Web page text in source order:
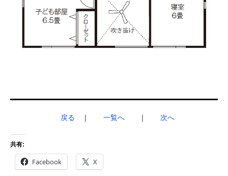
戻る ｜ 一覧へ ｜ 次へ
共有:
Facebook X